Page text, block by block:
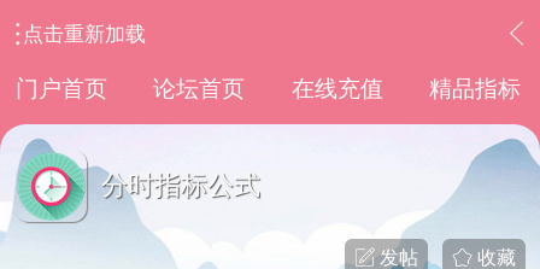
点击重新加载
门户首页 论坛首页 在线充值 精品指标
分时指标公式
收藏
发帖